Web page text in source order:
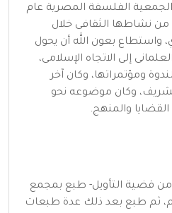
الفلسفة المصرية عام
من نشاطها الثقافى خلال
واستطاع بعون الله أن يحول
إلى الاتجاه الإسلامى،
ومؤتمراتها، وكان آخر
وكان موضوعه نحو
والمنهج.
من قضية التأويل- طبع بمجمع
البحوث الإسلامية عام 1973م، ثم طبع بعد ذلك عدة طبعات